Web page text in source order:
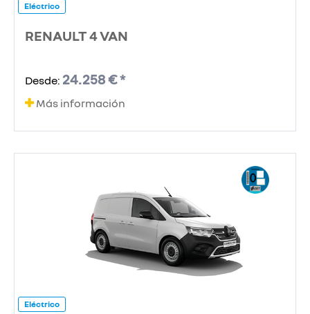
Eléctrico
RENAULT 4 VAN
Desde: 24.258 € *
Más información
Eléctrico